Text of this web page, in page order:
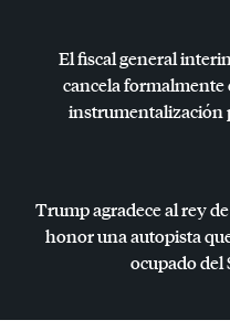
El fiscal general
cancela formalmente
instrumentalización
Trump agradece al rey
honor una autopista
ocupado del